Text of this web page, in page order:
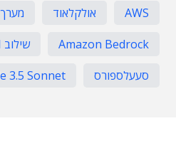
AWS אולקלאוד
Amazon Bedrock
שילוב AI בשירותים ציבוריים
סעעלספורס
3.5 Sonnet